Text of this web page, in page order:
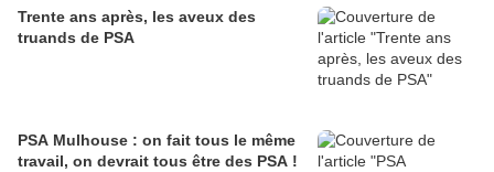
Trente ans après, les aveux des
truands de PSA
PSA Mulhouse : on fait tous le même
travail, on devrait tous être des PSA !